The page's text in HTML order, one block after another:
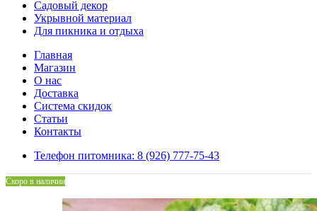
Садовый декор
Укрывной материал
Для пикника и отдыха
Главная
Магазин
О нас
Доставка
Система скидок
Статьи
Контакты
Телефон питомника: 8 (926) 777-75-43
Скоро в наличии